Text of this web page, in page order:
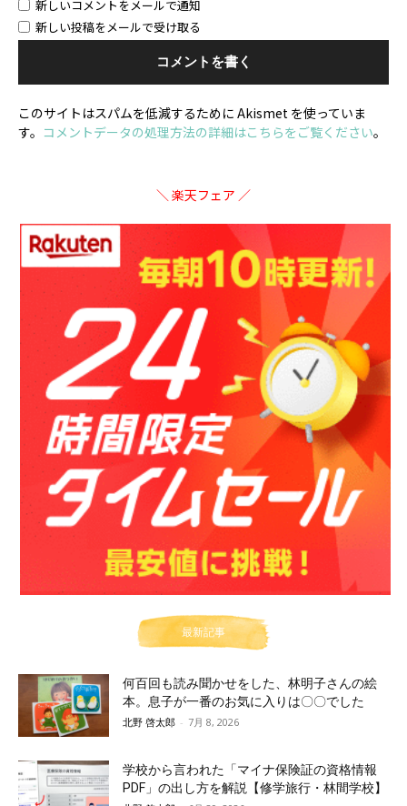
新しいコメントをメールで通知
新しい投稿をメールで受け取る
このサイトはスパムを低減するために Akismet を使っていま
す。 コメントデータの処理方法の詳細はこちらをご覧ください。
＼ 楽天フェア ／
最新記事
何百回も読み聞かせをした、林明子さんの絵
本。息子が一番のお気に入りは〇〇でした
北野 啓太郎 - 7月 8, 2026
学校から言われた「マイナ保険証の資格情報
PDF」の出し方を解説【修学旅行・林間学校】